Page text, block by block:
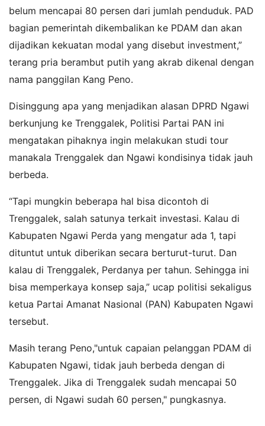
belum mencapai 80 persen dari jumlah penduduk. PAD
bagian pemerintah dikembalikan ke PDAM dan akan
dijadikan kekuatan modal yang disebut investment,”
terang pria berambut putih yang akrab dikenal dengan
nama panggilan Kang Peno.
Disinggung apa yang menjadikan alasan DPRD Ngawi
berkunjung ke Trenggalek, Politisi Partai PAN ini
mengatakan pihaknya ingin melakukan studi tour
manakala Trenggalek dan Ngawi kondisinya tidak jauh
berbeda.
“Tapi mungkin beberapa hal bisa dicontoh di
Trenggalek, salah satunya terkait investasi. Kalau di
Kabupaten Ngawi Perda yang mengatur ada 1, tapi
dituntut untuk diberikan secara berturut-turut. Dan
kalau di Trenggalek, Perdanya per tahun. Sehingga ini
bisa memperkaya konsep saja,” ucap politisi sekaligus
ketua Partai Amanat Nasional (PAN) Kabupaten Ngawi
tersebut.
Masih terang Peno,"untuk capaian pelanggan PDAM di
Kabupaten Ngawi, tidak jauh berbeda dengan di
Trenggalek. Jika di Trenggalek sudah mencapai 50
persen, di Ngawi sudah 60 persen," pungkasnya.